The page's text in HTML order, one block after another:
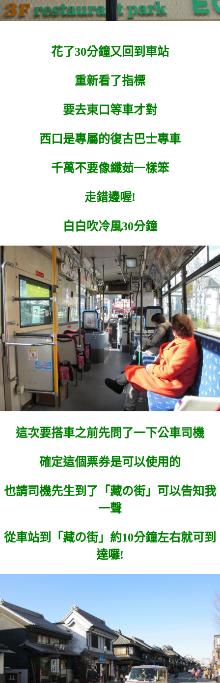
花了30分鐘又回到車站
重新看了指標
要去東口等車才對
西口是專屬的復古巴士專車
千萬不要像纖茹一樣笨
走錯邊喔!
白白吹冷風30分鐘
這次要搭車之前先問了一下公車司機
確定這個票券是可以使用的
也請司機先生到了「藏の街」可以告知我
一聲
從車站到「藏の街」約10分鐘左右就可到
達囉!